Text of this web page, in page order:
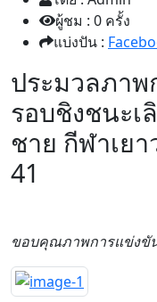
ผู้ชม : 0 ครั้ง
แบ่งปัน :
ประมวลภา
รอบชิงชนะ
ชาย กีฬาเย
41
ขอบคุณภาพการแข่งขัน